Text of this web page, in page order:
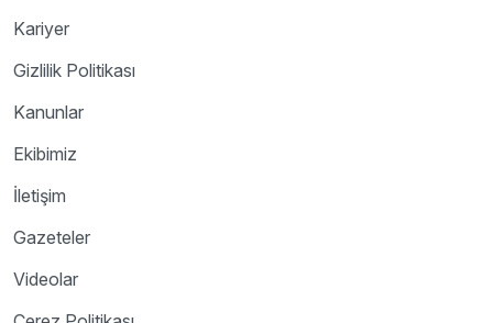
Kariyer
Gizlilik Politikası
Kanunlar
Ekibimiz
İletişim
Gazeteler
Videolar